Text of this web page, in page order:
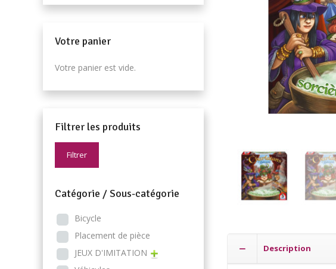
Description
Votre panier
Votre panier est vide.
Filtrer les produits
Filtrer
Catégorie / Sous-catégorie
Bicycle
Placement de pièce
JEUX D'IMITATION